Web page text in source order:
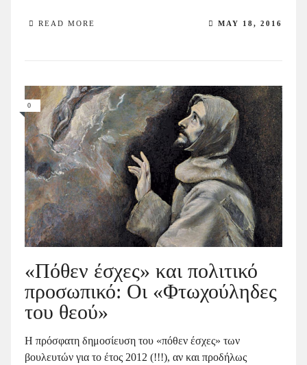
READ MORE MAY 18, 2016
0
«Πόθεν έσχες» και πολιτικό
προσωπικό: Οι «Φτωχούληδες
του θεού»
Η πρόσφατη δημοσίευση του «πόθεν έσχες» των
βουλευτών για το έτος 2012 (!!!), αν και προδήλως